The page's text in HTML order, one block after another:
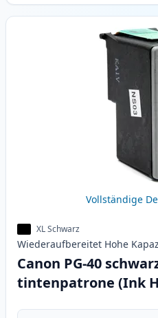
Vollständige
XL Schwarz
Wiederaufbereitet Hohe
Canon PG-40
tintenpatrone (Ink